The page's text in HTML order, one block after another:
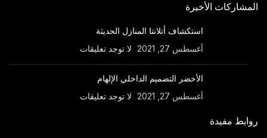
المشاركات الأخيرة
استكشاف أتلانتا المنازل الحديثة
أغسطس 27, 2021 لا توجد تعليقات
الأخضر التصميم الداخلي الإلهام
أغسطس 27, 2021 لا توجد تعليقات
روابط مفيدة